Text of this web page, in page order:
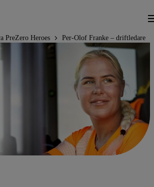
PreZero Heroes
Per-Olof Franke – driftledare